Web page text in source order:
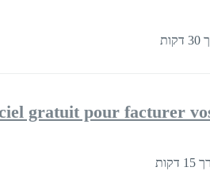
gratuit pour facturer